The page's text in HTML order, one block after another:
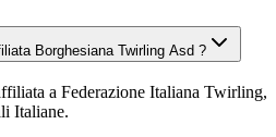
Borghesiana Twirling Asd ?
a Federazione Italiana Twirling,
Italiane.